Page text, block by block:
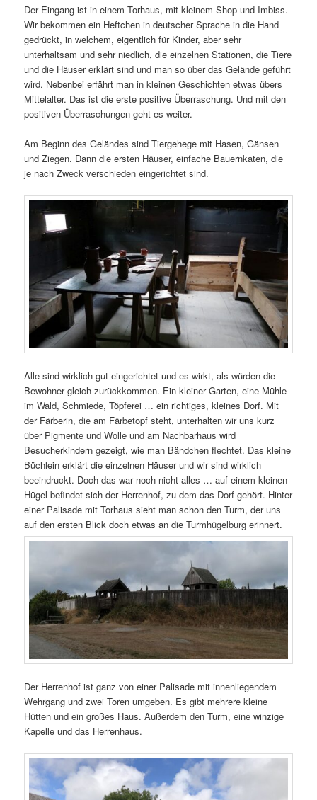
Der Eingang ist in einem Torhaus, mit kleinem Shop und Imbiss.
Wir bekommen ein Heftchen in deutscher Sprache in die Hand
gedrückt, in welchem, eigentlich für Kinder, aber sehr
unterhaltsam und sehr niedlich, die einzelnen Stationen, die Tiere
und die Häuser erklärt sind und man so über das Gelände geführt
wird. Nebenbei erfährt man in kleinen Geschichten etwas übers
Mittelalter. Das ist die erste positive Überraschung. Und mit den
positiven Überraschungen geht es weiter.
Am Beginn des Geländes sind Tiergehege mit Hasen, Gänsen
und Ziegen. Dann die ersten Häuser, einfache Bauernkaten, die
je nach Zweck verschieden eingerichtet sind.
Alle sind wirklich gut eingerichtet und es wirkt, als würden die
Bewohner gleich zurückkommen. Ein kleiner Garten, eine Mühle
im Wald, Schmiede, Töpferei … ein richtiges, kleines Dorf. Mit
der Färberin, die am Färbetopf steht, unterhalten wir uns kurz
über Pigmente und Wolle und am Nachbarhaus wird
Besucherkindern gezeigt, wie man Bändchen flechtet. Das kleine
Büchlein erklärt die einzelnen Häuser und wir sind wirklich
beeindruckt. Doch das war noch nicht alles … auf einem kleinen
Hügel befindet sich der Herrenhof, zu dem das Dorf gehört. Hinter
einer Palisade mit Torhaus sieht man schon den Turm, der uns
auf den ersten Blick doch etwas an die Turmhügelburg erinnert.
Der Herrenhof ist ganz von einer Palisade mit innenliegendem
Wehrgang und zwei Toren umgeben. Es gibt mehrere kleine
Hütten und ein großes Haus. Außerdem den Turm, eine winzige
Kapelle und das Herrenhaus.